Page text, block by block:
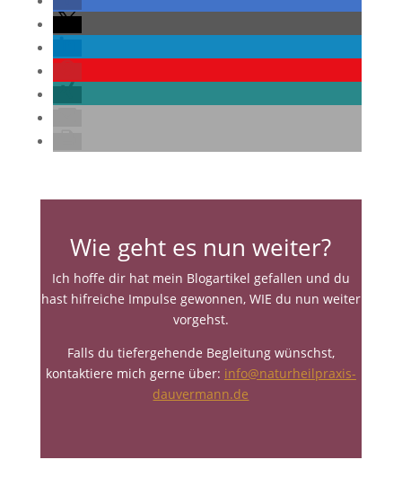
Wie geht es nun weiter?
Ich hoffe dir hat mein Blogartikel gefallen und du
hast hifreiche Impulse gewonnen, WIE du nun weiter
vorgehst.
Falls du tiefergehende Begleitung wünschst,
kontaktiere mich gerne über: info@naturheilpraxis-
dauvermann.de